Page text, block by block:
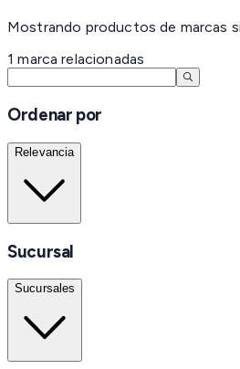
Mostrando productos de marcas
1 marca relacionadas
Ordenar por
Relevancia
Sucursal
Sucursales